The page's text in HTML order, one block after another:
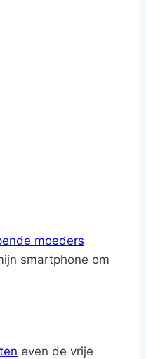
moeders
smartphone om
even de vrije